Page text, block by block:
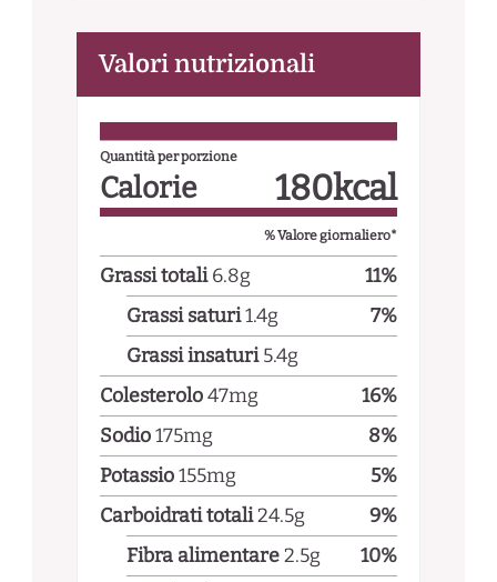
Valori nutrizionali
Quantità per porzione
Calorie 180kcal
% Valore giornaliero*
Grassi totali 6.8g 11%
Grassi saturi1.4g 7%
Grassi insaturi 5.4g
Colesterolo47mg 16%
Sodio175mg 8%
Potassio155mg 5%
Carboidrati totali24.5g 9%
Fibra alimentare2.5g 10%